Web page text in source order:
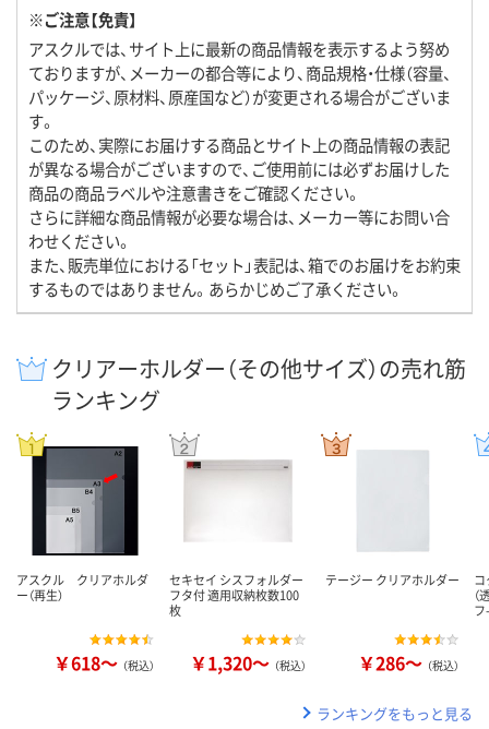
※ご注意【免責】
アスクルでは、サイト上に最新の商品情報を表示するよう努め
ておりますが、メーカーの都合等により、商品規格・仕様（容量、
パッケージ、原材料、原産国など）が変更される場合がございま
す。
このため、実際にお届けする商品とサイト上の商品情報の表記
が異なる場合がございますので、ご使用前には必ずお届けした
商品の商品ラベルや注意書きをご確認ください。
さらに詳細な商品情報が必要な場合は、メーカー等にお問い合
わせください。
また、販売単位における「セット」表記は、箱でのお届けをお約束
するものではありません。あらかじめご了承ください。
クリアーホルダー（その他サイズ）の売れ筋
ランキング
アスクル クリアホルダ
ー（再生）
￥618～ （税込）
セキセイ シスフォルダー
フタ付 適用収納枚数100
枚
￥1,320～ （税込）
テージー クリアホルダー
￥286～ （税込）
ランキングをもっと見る